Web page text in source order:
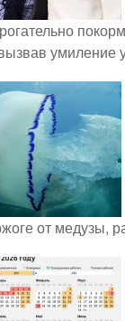
умиление
от медузы,